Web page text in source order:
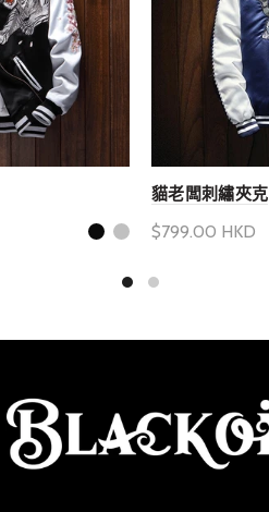
貓老闆刺繡夾克
$799.00 HKD